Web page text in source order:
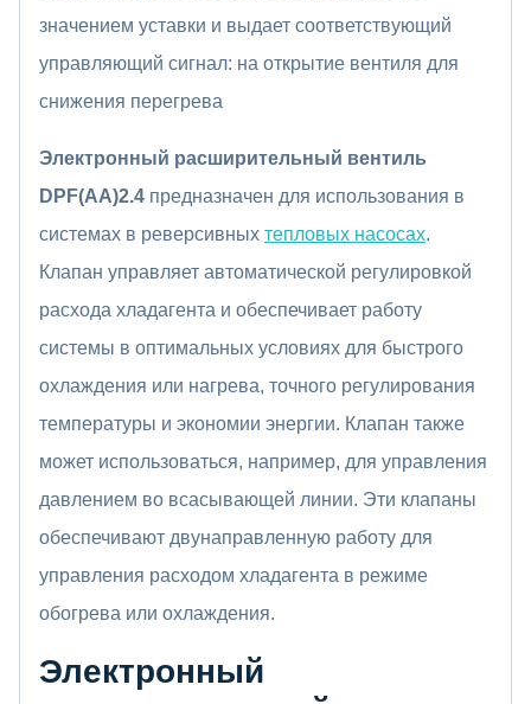
значением уставки и выдает соответствующий
управляющий сигнал: на открытие вентиля для
снижения перегрева
Электронный расширительный вентиль
DPF(AA)2.4 предназначен для использования в
системах в реверсивных тепловых насосах.
Клапан управляет автоматической регулировкой
расхода хладагента и обеспечивает работу
системы в оптимальных условиях для быстрого
охлаждения или нагрева, точного регулирования
температуры и экономии энергии. Клапан также
может использоваться, например, для управления
давлением во всасывающей линии. Эти клапаны
обеспечивают двунаправленную работу для
управления расходом хладагента в режиме
обогрева или охлаждения.
Электронный